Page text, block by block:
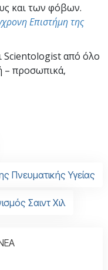
και των φόβων.
Επιστήμη της
Scientologist από όλο
– προσωπικά,
Πνευματικής Υγείας
Σαιντ Χιλ